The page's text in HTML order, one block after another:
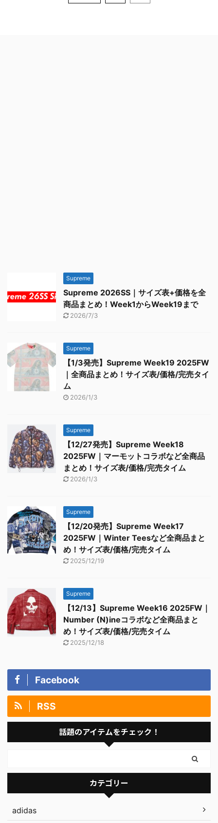
Supreme
Supreme 2026SS｜サイズ表+価格を全
商品まとめ！Week1からWeek19まで
2026/7/3
Supreme
【1/3発売】Supreme Week19 2025FW
｜全商品まとめ！サイズ表/価格/完売タイ
ム
2026/1/3
Supreme
【12/27発売】Supreme Week18
2025FW｜マーモットコラボなど全商品
まとめ！サイズ表/価格/完売タイム
2026/1/3
Supreme
【12/20発売】Supreme Week17
2025FW｜Winter Teesなど全商品まと
め！サイズ表/価格/完売タイム
2025/12/19
Supreme
【12/13】Supreme Week16 2025FW｜
Number (N)ineコラボなど全商品まと
め！サイズ表/価格/完売タイム
2025/12/18
Facebook
RSS
話題のアイテムをチェック！
カテゴリー
adidas